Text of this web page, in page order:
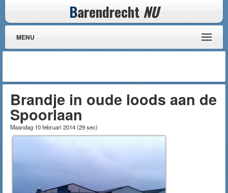
Barendrecht NU
MENU
Brandje in oude loods aan de
Spoorlaan
Maandag 10 februari 2014(29 sec)